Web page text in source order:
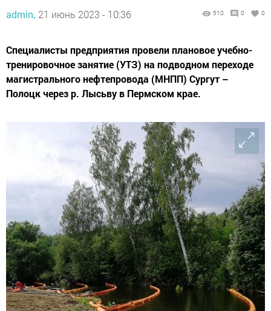
admin, 21 июнь 2023 - 10:36 510 0 0
Специалисты предприятия провели плановое учебно-
тренировочное занятие (УТЗ) на подводном переходе
магистрального нефтепровода (МНПП) Сургут –
Полоцк через р. Лысьву в Пермском крае.